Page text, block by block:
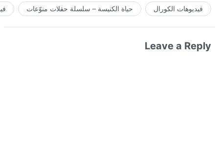
فيديوهات الكورال حياة الكنيسة – سلسلة حفلات منوّعات
Leave a Reply